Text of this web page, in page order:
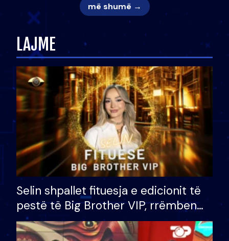
më shumë →
LAJME
Selin shpallet fituesja e edicionit të
pestë të Big Brother VIP, rrëmben
çmimin e madh prej 100 mijë eurosh